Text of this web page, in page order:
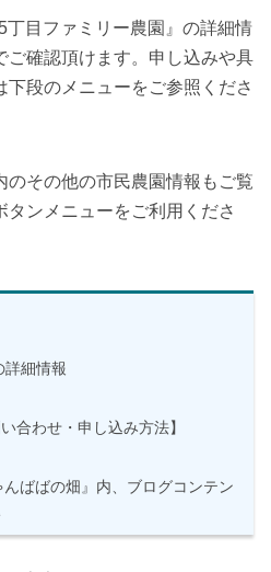
目ファミリー農園』の詳細情
ご確認頂けます。申し込みや具
段のメニューをご参照くださ
のその他の市民農園情報もご覧
ンメニューをご利用くださ
詳細情報
合わせ・申し込み方法】
ばばの畑』内、ブログコンテン